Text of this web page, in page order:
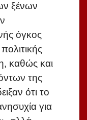
ξένων
όγκος
καθώς και
της
ότι το
για